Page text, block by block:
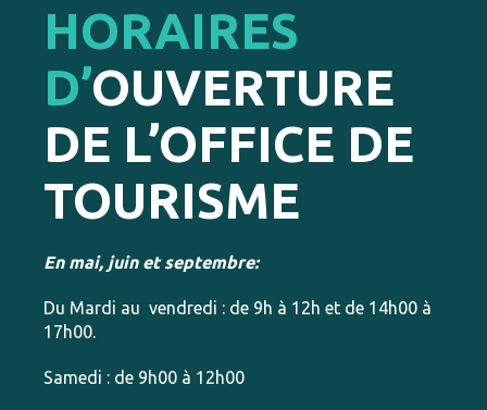
HORAIRES
D’OUVERTURE
DE L’OFFICE DE
TOURISME
En mai, juin et septembre:
Du Mardi au vendredi : de 9h à 12h et de 14h00 à
17h00.
Samedi : de 9h00 à 12h00